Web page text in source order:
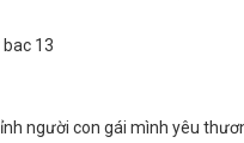
người con gái mình yêu